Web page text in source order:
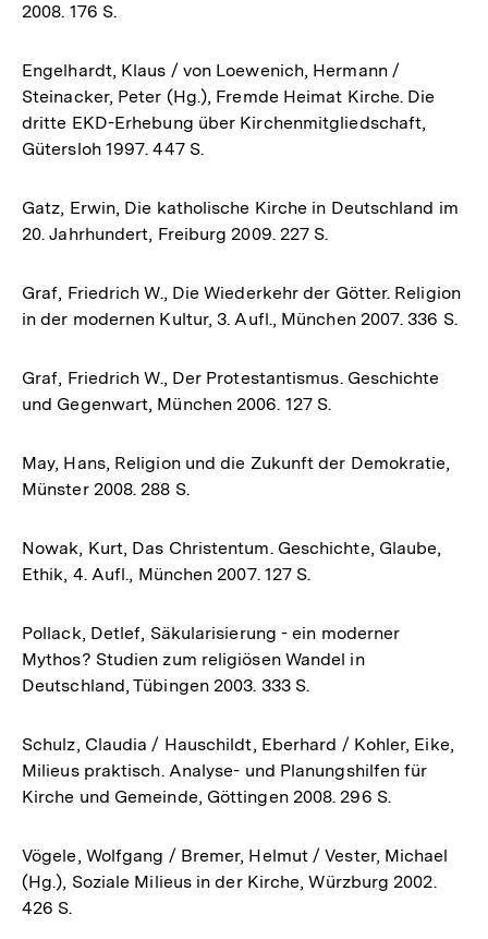
2008. 176 S.
Engelhardt, Klaus / von Loewenich, Hermann /
Steinacker, Peter (Hg.), Fremde Heimat Kirche. Die
dritte EKD-Erhebung über Kirchenmitgliedschaft,
Gütersloh 1997. 447 S.
Gatz, Erwin, Die katholische Kirche in Deutschland im
20. Jahrhundert, Freiburg 2009. 227 S.
Graf, Friedrich W., Die Wiederkehr der Götter. Religion
in der modernen Kultur, 3. Aufl., München 2007. 336 S.
Graf, Friedrich W., Der Protestantismus. Geschichte
und Gegenwart, München 2006. 127 S.
May, Hans, Religion und die Zukunft der Demokratie,
Münster 2008. 288 S.
Nowak, Kurt, Das Christentum. Geschichte, Glaube,
Ethik, 4. Aufl., München 2007. 127 S.
Pollack, Detlef, Säkularisierung - ein moderner
Mythos? Studien zum religiösen Wandel in
Deutschland, Tübingen 2003. 333 S.
Schulz, Claudia / Hauschildt, Eberhard / Kohler, Eike,
Milieus praktisch. Analyse- und Planungshilfen für
Kirche und Gemeinde, Göttingen 2008. 296 S.
Vögele, Wolfgang / Bremer, Helmut / Vester, Michael
(Hg.), Soziale Milieus in der Kirche, Würzburg 2002.
426 S.